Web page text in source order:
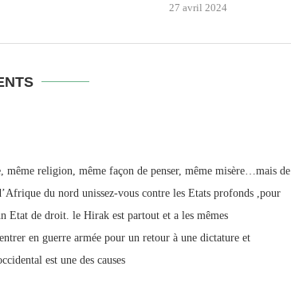
27 avril 2024
même religion, même façon de penser, même misère…mais de
du nord unissez-vous contre les Etats profonds ,pour
de droit. le Hirak est partout et a les mêmes
en guerre armée pour un retour à une dictature et
est une des causes